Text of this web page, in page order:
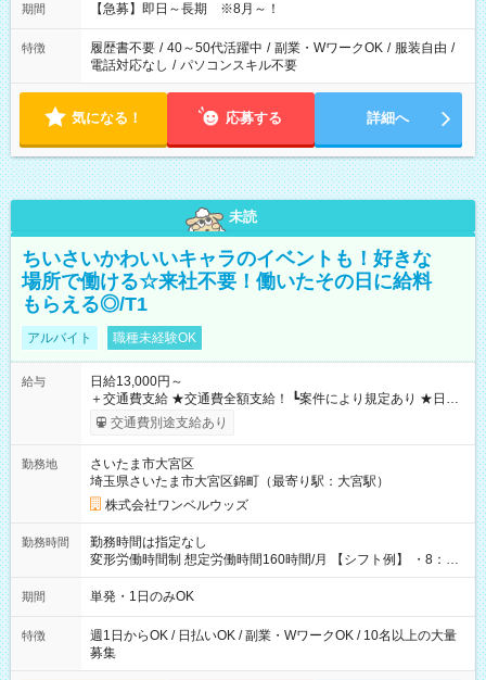
期間 【急募】即日～長期 ※8月～！
特徴 履歴書不要 / 40～50代活躍中 / 副業・WワークOK / 服装自由 /
電話対応なし / パソコンスキル不要
気になる！ 応募する 詳細へ
未読
ちいさいかわいいキャラのイベントも！好きな
場所で働ける☆来社不要！働いたその日に給料
もらえる◎/T1
アルバイト 職種未経験OK
給与
日給13,000円～
＋交通費支給 ★交通費全額支給！ ┗案件により規定あり ★日払
いOK！（規定あり） ┗働いたその日に現金GET♪ お仕事後はコ
ンビニATMから 日払い分を引き落とせます！ 【試用期間】試
交通費別途支給あり
勤務地
さいたま市大宮区
埼玉県さいたま市大宮区錦町（最寄り駅：大宮駅）
株式会社ワンベルウッズ
勤務時間
勤務時間は指定なし
変形労働時間制 想定労働時間160時間/月 【シフト例】 ・8：00
～21：00
期間 単発・1日のみOK
特徴
週1日からOK / 日払いOK / 副業・WワークOK / 10名以上の大量
募集